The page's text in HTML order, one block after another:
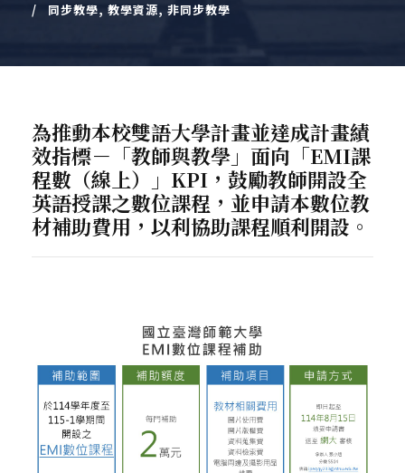
同步教學, 教學資源, 非同步教學
為推動本校雙語大學計畫並達成計畫績
效指標－「教師與教學」面向「EMI課
程數（線上）」KPI，鼓勵教師開設全
英語授課之數位課程，並申請本數位教
材補助費用，以利協助課程順利開設。